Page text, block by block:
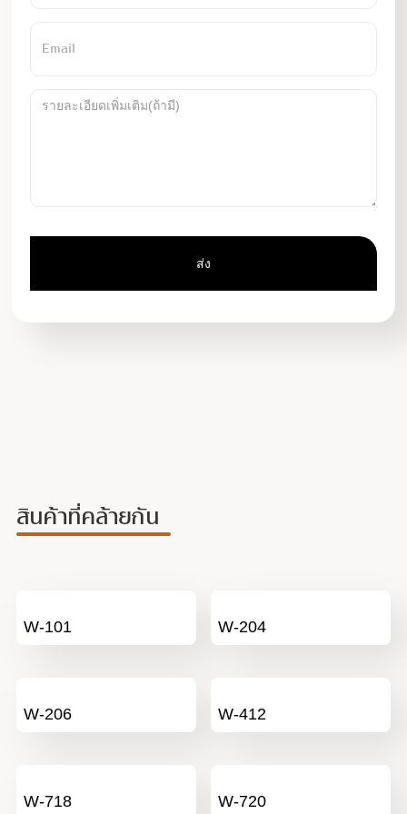
สินค้าที่คล้ายกัน
W-101 W-204
W-206 W-412
W-718 W-720